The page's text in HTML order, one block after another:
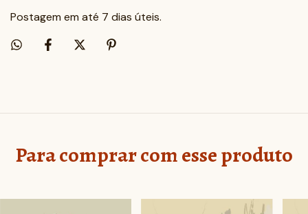
Postagem em até 7 dias úteis.
Para comprar com esse produto